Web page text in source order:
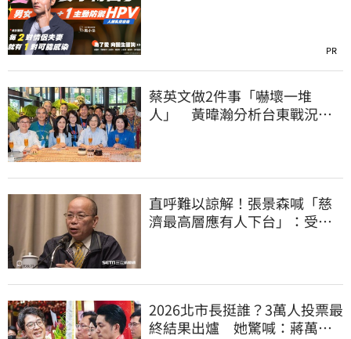
PR
蔡英文做2件事「嚇壞一堆
人」 黃暐瀚分析台東戰況：
直呼難以諒解！張景森喊「慈
濟最高層應有人下台」：受害
2026北市長挺誰？3萬人投票最
終結果出爐 她驚喊：蔣萬安